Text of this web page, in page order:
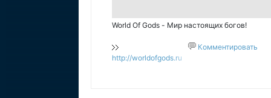
World Of Gods - Мир настоящих богов!
http://worldofgods.ru
Комментировать